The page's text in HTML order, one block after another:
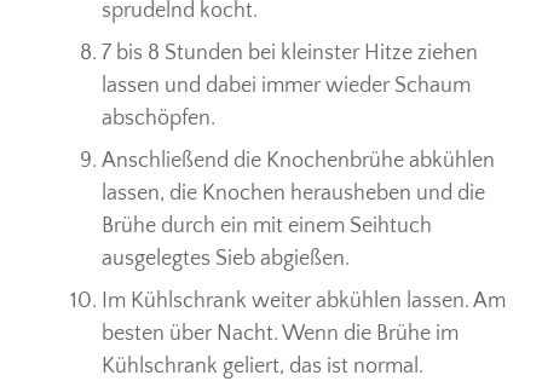
sprudelnd kocht.
7 bis 8 Stunden bei kleinster Hitze ziehen
lassen und dabei immer wieder Schaum
abschöpfen.
Anschließend die Knochenbrühe abkühlen
lassen, die Knochen herausheben und die
Brühe durch ein mit einem Seihtuch
ausgelegtes Sieb abgießen.
Im Kühlschrank weiter abkühlen lassen. Am
besten über Nacht. Wenn die Brühe im
Kühlschrank geliert, das ist normal.